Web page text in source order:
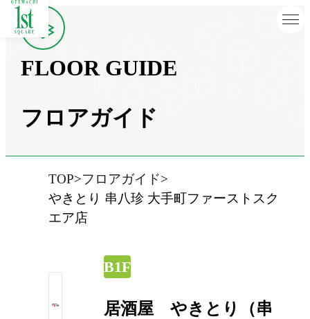
FLOOR GUIDE
フロアガイド
TOP
フロアガイド
やきとり 串八珍 大手町ファーストスク
エア店
B1F
居酒屋 やきとり（串